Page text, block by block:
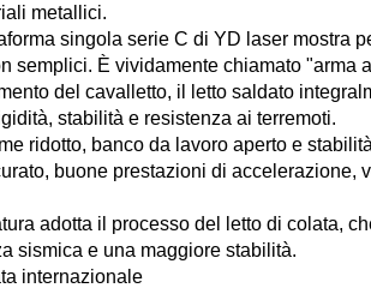
metallici.
singola serie C di YD laser mostra
semplici. È vividamente chiamato "arma
del cavalletto, il letto saldato
stabilità e resistenza ai terremoti.
ridotto, banco da lavoro aperto e
buone prestazioni di accelerazione,
adotta il processo del letto di colata,
sismica e una maggiore stabilità.
internazionale